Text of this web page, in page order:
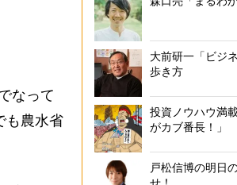
なって
も農水省
大前研一「ビジ
歩き方
投資ノウハウ満
がカブ番長！」
戸松信博の明日